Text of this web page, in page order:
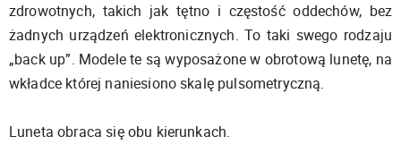
zdrowotnych, takich jak tętno i częstość oddechów, bez
żadnych urządzeń elektronicznych. To taki swego rodzaju
„back up”. Modele te są wyposażone w obrotową lunetę, na
wkładce której naniesiono skalę pulsometryczną.
Luneta obraca się obu kierunkach.